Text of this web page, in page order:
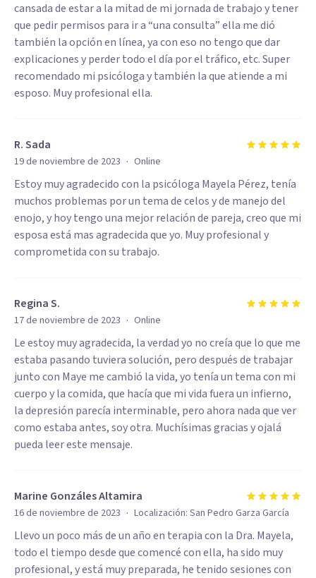
cansada de estar a la mitad de mi jornada de trabajo y tener
que pedir permisos para ir a “una consulta” ella me dió
también la opción en línea, ya con eso no tengo que dar
explicaciones y perder todo el día por el tráfico, etc. Super
recomendado mi psicóloga y también la que atiende a mi
esposo. Muy profesional ella.
R. Sada
19 de noviembre de 2023 · Online
Estoy muy agradecido con la psicóloga Mayela Pérez, tenía
muchos problemas por un tema de celos y de manejo del
enojo, y hoy tengo una mejor relación de pareja, creo que mi
esposa está mas agradecida que yo. Muy profesional y
comprometida con su trabajo.
Regina S.
17 de noviembre de 2023 · Online
Le estoy muy agradecida, la verdad yo no creía que lo que me
estaba pasando tuviera solución, pero después de trabajar
junto con Maye me cambió la vida, yo tenía un tema con mi
cuerpo y la comida, que hacía que mi vida fuera un infierno,
la depresión parecía interminable, pero ahora nada que ver
como estaba antes, soy otra. Muchísimas gracias y ojalá
pueda leer este mensaje.
Marine Gonzáles Altamira
16 de noviembre de 2023 · Localización: San Pedro Garza García
Llevo un poco más de un año en terapia con la Dra. Mayela,
todo el tiempo desde que comencé con ella, ha sido muy
profesional, y está muy preparada, he tenido sesiones con